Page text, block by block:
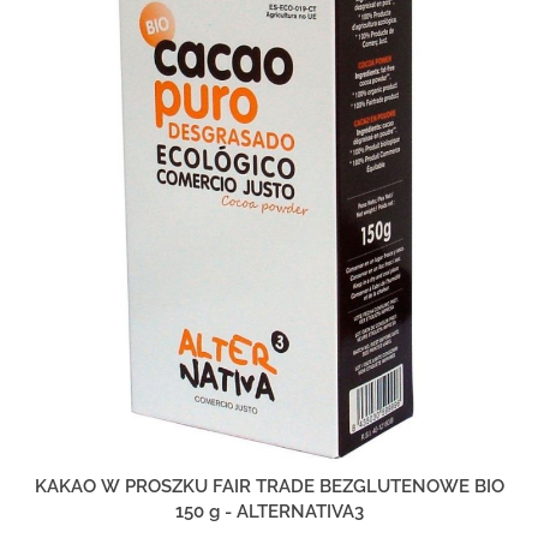
KAKAO W PROSZKU FAIR TRADE BEZGLUTENOWE BIO
150 g - ALTERNATIVA3